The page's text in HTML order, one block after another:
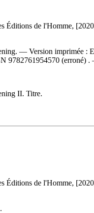
Éditions de l'Homme,
— Version imprimée :
9782761954570 (erroné)
II. Titre.
Éditions de l'Homme,
.